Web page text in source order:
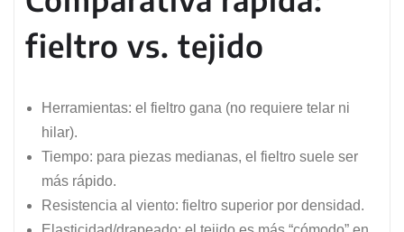
fieltro vs. tejido
Herramientas: el fieltro gana (no requiere telar ni
hilar).
Tiempo: para piezas medianas, el fieltro suele ser
más rápido.
Resistencia al viento: fieltro superior por densidad.